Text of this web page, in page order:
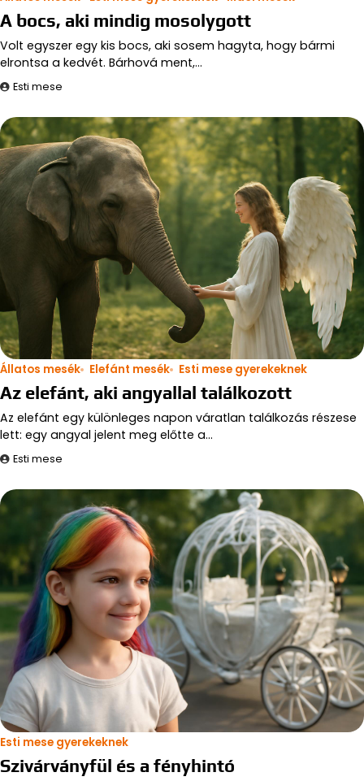
A bocs, aki mindig mosolygott
Volt egyszer egy kis bocs, aki sosem hagyta, hogy bármi
elrontsa a kedvét. Bárhová ment,…
Esti mese
Állatos mesék Elefánt mesék Esti mese gyerekeknek
Az elefánt, aki angyallal találkozott
Az elefánt egy különleges napon váratlan találkozás részese
lett: egy angyal jelent meg előtte a…
Esti mese
Esti mese gyerekeknek
Szivárványfül és a fényhintó